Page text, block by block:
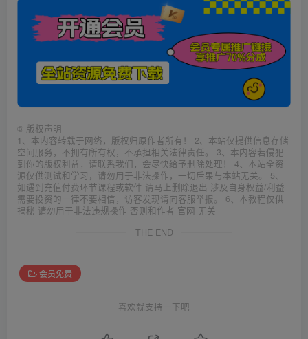
© 版权声明
1、本内容转载于网络，版权归原作者所有！ 2、本站仅提供信息存储
空间服务，不拥有所有权，不承担相关法律责任。 3、本内容若侵犯
到你的版权利益，请联系我们，会尽快给予删除处理！ 4、本站全资
源仅供测试和学习，请勿用于非法操作，一切后果与本站无关。 5、
如遇到充值付费环节课程或软件 请马上删除退出 涉及自身权益/利益
需要投资的一律不要相信，访客发现请向客服举报。 6、本教程仅供
揭秘 请勿用于非法违规操作 否则和作者 官网 无关
THE END
会员免费
喜欢就支持一下吧